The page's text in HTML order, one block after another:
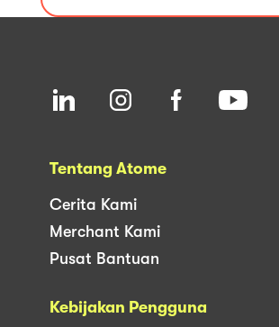
Tentang Atome
Cerita Kami
Merchant Kami
Pusat Bantuan
Kebijakan Pengguna